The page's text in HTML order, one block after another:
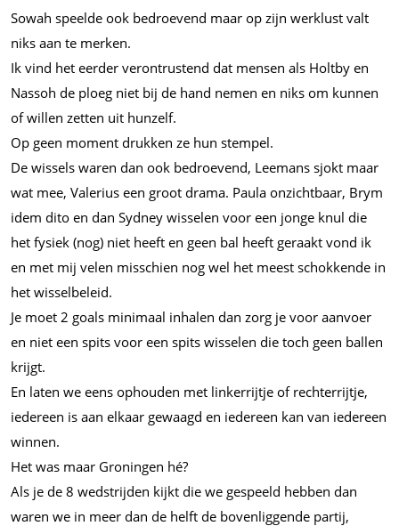
Sowah speelde ook bedroevend maar op zijn werklust valt
niks aan te merken.
Ik vind het eerder verontrustend dat mensen als Holtby en
Nassoh de ploeg niet bij de hand nemen en niks om kunnen
of willen zetten uit hunzelf.
Op geen moment drukken ze hun stempel.
De wissels waren dan ook bedroevend, Leemans sjokt maar
wat mee, Valerius een groot drama. Paula onzichtbaar, Brym
idem dito en dan Sydney wisselen voor een jonge knul die
het fysiek (nog) niet heeft en geen bal heeft geraakt vond ik
en met mij velen misschien nog wel het meest schokkende in
het wisselbeleid.
Je moet 2 goals minimaal inhalen dan zorg je voor aanvoer
en niet een spits voor een spits wisselen die toch geen ballen
krijgt.
En laten we eens ophouden met linkerrijtje of rechterrijtje,
iedereen is aan elkaar gewaagd en iedereen kan van iedereen
winnen.
Het was maar Groningen hé?
Als je de 8 wedstrijden kijkt die we gespeeld hebben dan
waren we in meer dan de helft de bovenliggende partij,